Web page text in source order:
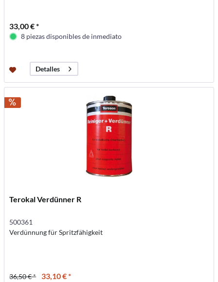
33,00 € *
8 piezas disponibles de inmediato
Detalles
Terokal Verdünner R
500361
Verdünnung für Spritzfähigkeit
36,50 € * 33,10 € *